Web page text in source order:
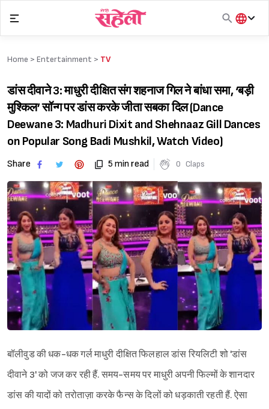
content
हिंदी
Home > Entertainment > TV
डांस दीवाने 3: माधुरी दीक्षित संग शहनाज गिल ने बांधा समा, ‘बड़ी
मुश्किल’ सॉन्ग पर डांस करके जीता सबका दिल (Dance
Deewane 3: Madhuri Dixit and Shehnaaz Gill Dances
on Popular Song Badi Mushkil, Watch Video)
Share 5 min read 0 Claps
बॉलीवुड की धक-धक गर्ल माधुरी दीक्षित फिलहाल डांस रियलिटी शो 'डांस
दीवाने 3' को जज कर रही हैं. समय-समय पर माधुरी अपनी फिल्मों के शानदार
डांस की यादों को तरोताज़ा करके फैन्स के दिलों को धड़काती रहती हैं. ऐसा